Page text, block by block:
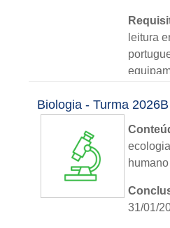
leitura
Biologia - Turma 2026B
humano
31/01/